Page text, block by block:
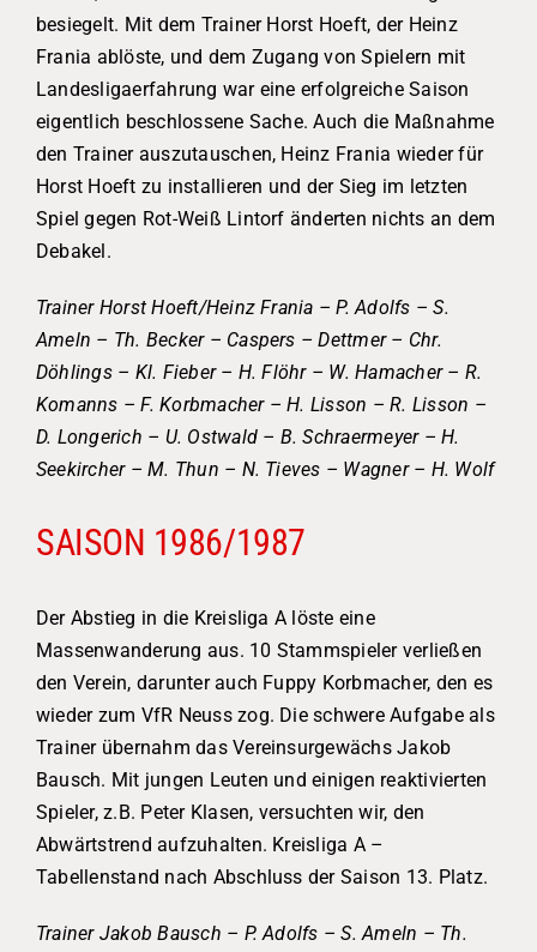
besiegelt. Mit dem Trainer Horst Hoeft, der Heinz
Frania ablöste, und dem Zugang von Spielern mit
Landesligaerfahrung war eine erfolgreiche Saison
eigentlich beschlossene Sache. Auch die Maßnahme
den Trainer auszutauschen, Heinz Frania wieder für
Horst Hoeft zu installieren und der Sieg im letzten
Spiel gegen Rot-Weiß Lintorf änderten nichts an dem
Debakel.
Trainer Horst Hoeft/Heinz Frania – P. Adolfs – S.
Ameln – Th. Becker – Caspers – Dettmer – Chr.
Döhlings – Kl. Fieber – H. Flöhr – W. Hamacher – R.
Komanns – F. Korbmacher – H. Lisson – R. Lisson –
D. Longerich – U. Ostwald – B. Schraermeyer – H.
Seekircher – M. Thun – N. Tieves – Wagner – H. Wolf
SAISON 1986/1987
Der Abstieg in die Kreisliga A löste eine
Massenwanderung aus. 10 Stammspieler verließen
den Verein, darunter auch Fuppy Korbmacher, den es
wieder zum VfR Neuss zog. Die schwere Aufgabe als
Trainer übernahm das Vereinsurgewächs Jakob
Bausch. Mit jungen Leuten und einigen reaktivierten
Spieler, z.B. Peter Klasen, versuchten wir, den
Abwärtstrend aufzuhalten. Kreisliga A –
Tabellenstand nach Abschluss der Saison 13. Platz.
Trainer Jakob Bausch – P. Adolfs – S. Ameln – Th.